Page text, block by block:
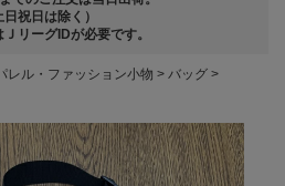
日祝日は除く）
リーグIDが必要です。
レル・ファッション小物
バッグ